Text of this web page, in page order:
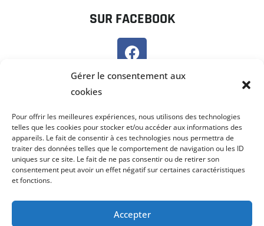
Gérer le consentement aux
cookies
Pour offrir les meilleures expériences, nous utilisons des technologies
telles que les cookies pour stocker et/ou accéder aux informations des
appareils. Le fait de consentir à ces technologies nous permettra de
traiter des données telles que le comportement de navigation ou les ID
uniques sur ce site. Le fait de ne pas consentir ou de retirer son
consentement peut avoir un effet négatif sur certaines caractéristiques
et fonctions.
Accepter
SUR FACEBOOK
SUR PANNEAU POCKET